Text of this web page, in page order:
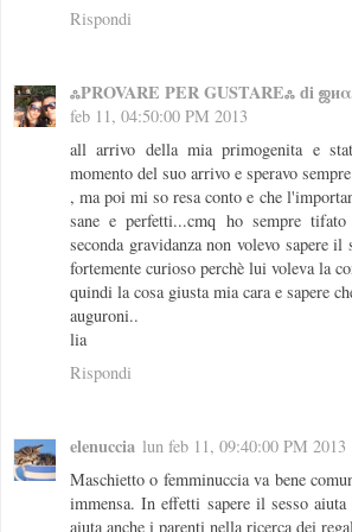
Rispondi
ஃPROVARE PER GUSTAREஃ di
feb 11, 04:50:00 PM 2013
all arrivo della mia primogenita e
momento del suo arrivo e speravo
, ma poi mi so resa conto e che
sane e perfetti...cmq ho sempre
seconda gravidanza non volevo sapere
fortemente curioso perchè lui voleva la
quindi la cosa giusta mia cara e sapere
auguroni..
lia
Rispondi
elenuccia lun feb 11, 09:40:00 PM 2013
Maschietto o femminuccia va bene
immensa. In effetti sapere il sesso
aiuta anche i parenti nella ricerca dei